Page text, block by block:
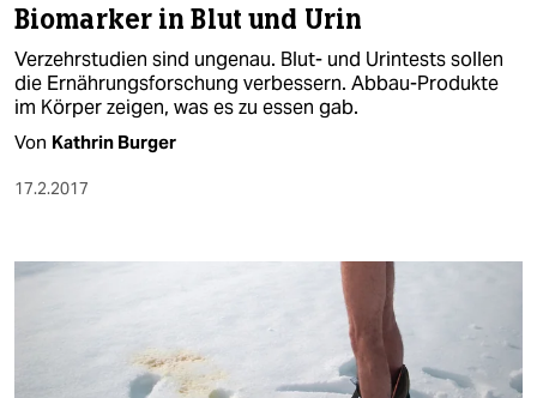
Biomarker in Blut und Urin
Verzehrstudien sind ungenau. Blut- und Urintests sollen
die Ernährungsforschung verbessern. Abbau-Produkte
im Körper zeigen, was es zu essen gab.
Von Kathrin Burger
17.2.2017